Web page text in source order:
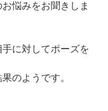
悩みをお聞きしま
に対してポーズを
のようです。